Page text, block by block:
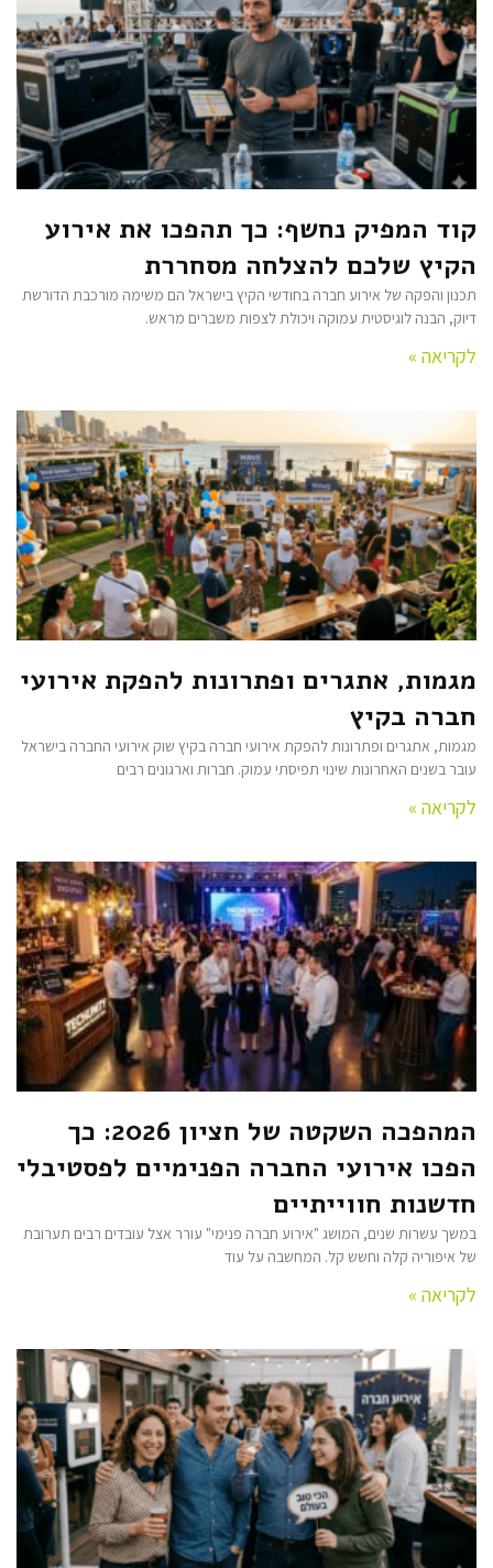
קוד המפיק נחשף: כך תהפכו את אירוע
הקיץ שלכם להצלחה מסחררת
תכנון והפקה של אירוע חברה בחודשי הקיץ בישראל הם משימה מורכבת הדורשת
דיוק, הבנה לוגיסטית עמוקה ויכולת לצפות משברים מראש.
לקריאה »
מגמות, אתגרים ופתרונות להפקת אירועי
חברה בקיץ
מגמות, אתגרים ופתרונות להפקת אירועי חברה בקיץ שוק אירועי החברה בישראל
עובר בשנים האחרונות שינוי תפיסתי עמוק. חברות וארגונים רבים
לקריאה »
המהפכה השקטה של חציון 2026: כך
הפכו אירועי החברה הפנימיים לפסטיבלי
חדשנות חווייתיים
במשך עשרות שנים, המושג "אירוע חברה פנימי" עורר אצל עובדים רבים תערובת
של איפוריה קלה וחשש קל. המחשבה על עוד
לקריאה »